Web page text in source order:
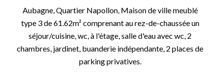
Aubagne, Quartier Napollon, Maison de ville meublé
type 3 de 61.62m² comprenant au rez-de-chaussée un
séjour/cuisine, wc, à l'étage, salle d'eau avec wc, 2
chambres, jardinet, buanderie indépendante, 2 places de
parking privatives.